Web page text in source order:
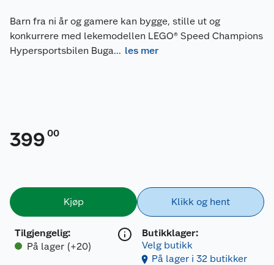
Barn fra ni år og gamere kan bygge, stille ut og
konkurrere med lekemodellen LEGO® Speed Champions
Hypersportsbilen Buga... les mer
399 00
Kjøp
Tilgjengelig:
På lager (+20)
Klikk og hent
Butikklager:
Velg butikk
På lager i 32 butikker